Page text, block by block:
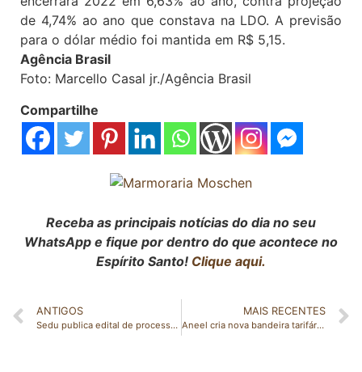
de 4,74% ao ano que constava na LDO. A previsão
para o dólar médio foi mantida em R$ 5,15.
Agência Brasil
Foto: Marcello Casal jr./Agência Brasil
Compartilhe
Receba as principais notícias do dia no seu
WhatsApp e fique por dentro do que acontece no
Espírito Santo! Clique aqui.
ANTIGOS
Sedu publica edital de processo seletivo para função de diretor escolar
MAIS RECENTES
Aneel cria nova bandeira tarifária, e conta de luz fica mais cara